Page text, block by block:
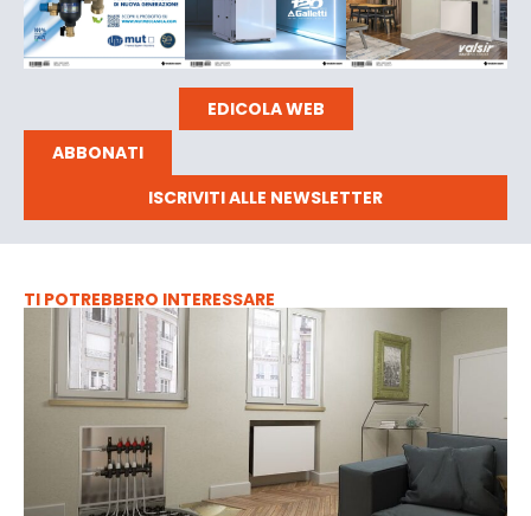
EDICOLA WEB
ABBONATI
ISCRIVITI ALLE NEWSLETTER
TI POTREBBERO INTERESSARE